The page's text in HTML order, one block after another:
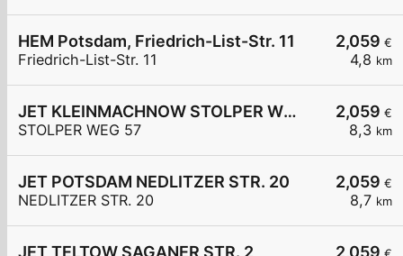
2,059 €
4,8 km
HEM Potsdam, Friedrich-List-Str. 11
Friedrich-List-Str. 11
2,059 €
8,3 km
JET KLEINMACHNOW STOLPER WEG 57
STOLPER WEG 57
2,059 €
8,7 km
JET POTSDAM NEDLITZER STR. 20
NEDLITZER STR. 20
2,059
JET TELTOW SAGANER STR. 2